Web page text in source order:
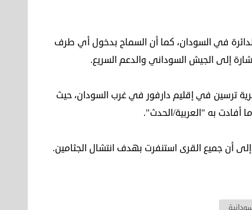
في السودان، كما أن السماح بدخول أي طرف
إلى الجيش السوداني والدعم السريع.
الأرضي بقرية ترسين في إقليم دارفور في غرب السودان، حيث
به "العربية/الحدث".
أن جميع القرى استنفرت بهدف انتشال الجثامين.